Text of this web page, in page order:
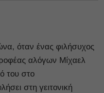
όταν ένας φιλήσυχος
αλόγων Μίχαελ
του στο
στη γειτονική